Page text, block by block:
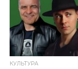
КУЛЬТУРА